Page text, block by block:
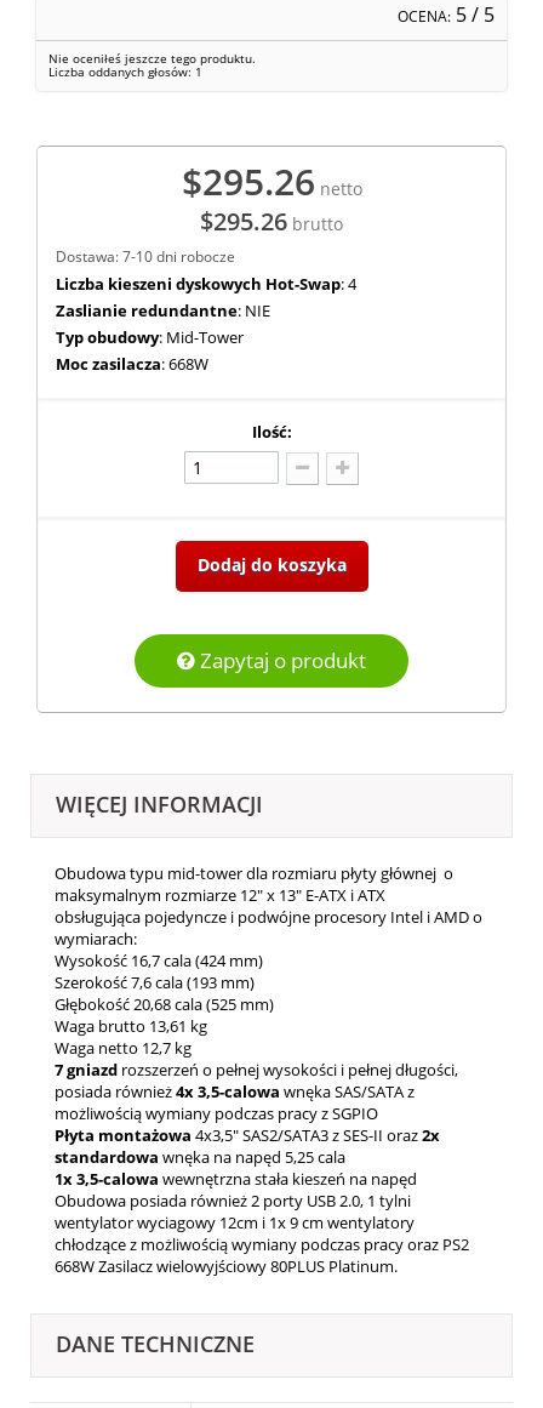
OCENA: 5/ 5
Nie oceniłeś jeszcze tego produktu.
Liczba oddanych głosów: 1
$295.26 netto
$295.26 brutto
Dostawa: 7-10 dni robocze
Liczba kieszeni dyskowych Hot-Swap: 4
Zaslianie redundantne: NIE
Typ obudowy: Mid-Tower
Moc zasilacza: 668W
Ilość:
Dodaj do koszyka
Zapytaj o produkt
WIĘCEJ INFORMACJI
Obudowa typu mid-tower dla rozmiaru płyty głównej o
maksymalnym rozmiarze 12" x 13" E-ATX i ATX
obsługująca pojedyncze i podwójne procesory Intel i AMD o
wymiarach:
Wysokość 16,7 cala (424 mm)
Szerokość 7,6 cala (193 mm)
Głębokość 20,68 cala (525 mm)
Waga brutto 13,61 kg
Waga netto 12,7 kg
7 gniazd rozszerzeń o pełnej wysokości i pełnej długości,
posiada również4x 3,5-calowa wnęka SAS/SATA z
możliwością wymiany podczas pracy z SGPIO
Płyta montażowa 4x3,5" SAS2/SATA3 z SES-II oraz2x
standardowa wnęka na napęd 5,25 cala
1x 3,5-calowa wewnętrzna stała kieszeń na napęd
Obudowa posiada również 2 porty USB 2.0, 1 tylni
wentylator wyciagowy 12cm i 1x 9 cm wentylatory
chłodzące z możliwością wymiany podczas pracy oraz PS2
668W Zasilacz wielowyjściowy 80PLUS Platinum.
DANE TECHNICZNE